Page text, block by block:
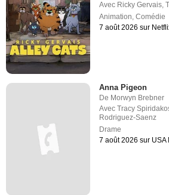
Avec Ricky Gervais,
Animation,Comédie
7 août 2026 sur
Anna Pigeon
De Morwyn Brebner
AvecTracy
Rodriguez-Saenz
Drame
7 août 2026 sur USA